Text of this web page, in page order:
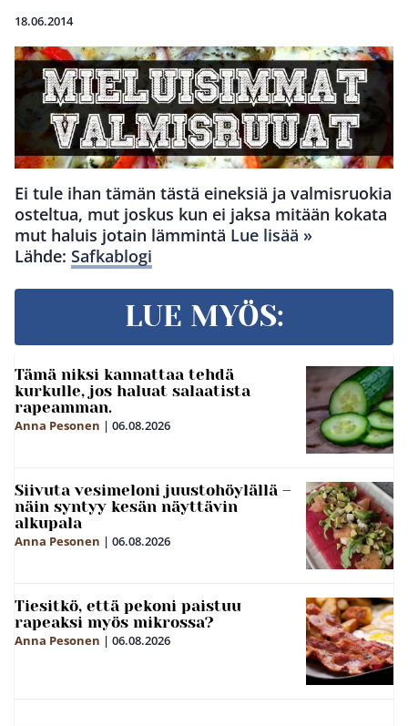
18.06.2014
Ei tule ihan tämän tästä eineksiä ja valmisruokia
osteltua, mut joskus kun ei jaksa mitään kokata
mut haluis jotain lämmintä Lue lisää »
Lähde: Safkablogi
LUE MYÖS:
Tämä niksi kannattaa tehdä
kurkulle, jos haluat salaatista
rapeamman.
Anna Pesonen | 06.08.2026
Siivuta vesimeloni juustohöylällä –
näin syntyy kesän näyttävin
alkupala
Anna Pesonen | 06.08.2026
Tiesitkö, että pekoni paistuu
rapeaksi myös mikrossa?
Anna Pesonen | 06.08.2026